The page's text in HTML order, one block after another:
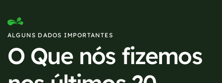
ALGUNS DADOS IMPORTANTES
O Que nós fizemos